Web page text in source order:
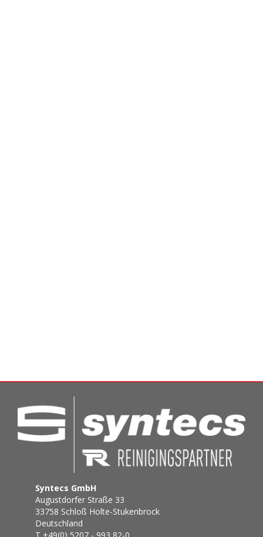
Syntecs GmbH
Augustdorfer Straße 33
33758 Schloß Holte-Stukenbrock
Deutschland